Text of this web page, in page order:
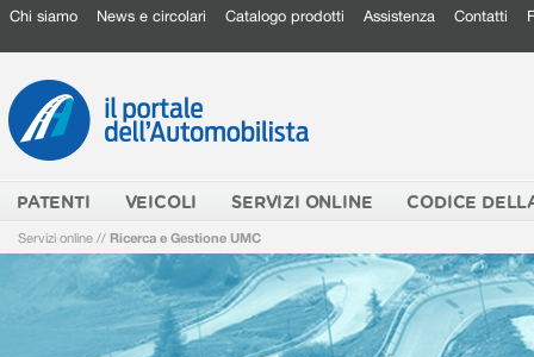
Chi siamo News e circolari Catalogo prodotti Assistenza Contatti
PATENTI VEICOLI SERVIZI ONLINE CODICE
Servizi online // Ricerca e Gestione UMC